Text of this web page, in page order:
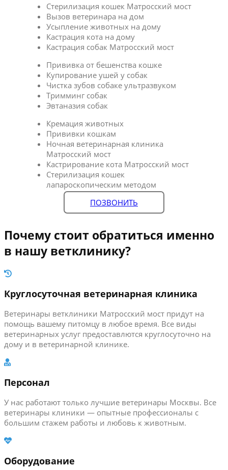
Стерилизация кошек Матросский мост
Вызов ветеринара на дом
Усыпление животных на дому
Кастрация кота на дому
Кастрация собак Матросский мост
Прививка от бешенства кошке
Купирование ушей у собак
Чистка зубов собаке ультразвуком
Тримминг собак
Эвтаназия собак
Кремация животных
Прививки кошкам
Ночная ветеринарная клиника
Матросский мост
Кастрирование кота Матросский мост
Стерилизация кошек
лапароскопическим методом
ПОЗВОНИТЬ
Почему стоит обратиться именно
в нашу ветклинику?
Круглосуточная ветеринарная клиника
Ветеринары ветклиники Матросский мост придут на
помощь вашему питомцу в любое время. Все виды
ветеринарных услуг предоставлются круглосуточно на
дому и в ветеринарной клинике.
Персонал
У нас работают только лучшие ветеринары Москвы. Все
ветеринары клиники — опытные профессионалы с
большим стажем работы и любовь к животным.
Оборудование